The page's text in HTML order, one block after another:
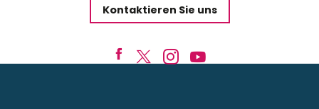
Kontaktieren Sie uns